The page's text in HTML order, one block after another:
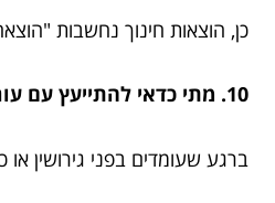
כן, הוצאות חינוך נחשבות
10. מתי כדאי להתייעץ עם עורך דין?
ברגע שעומדים בפני גירושין